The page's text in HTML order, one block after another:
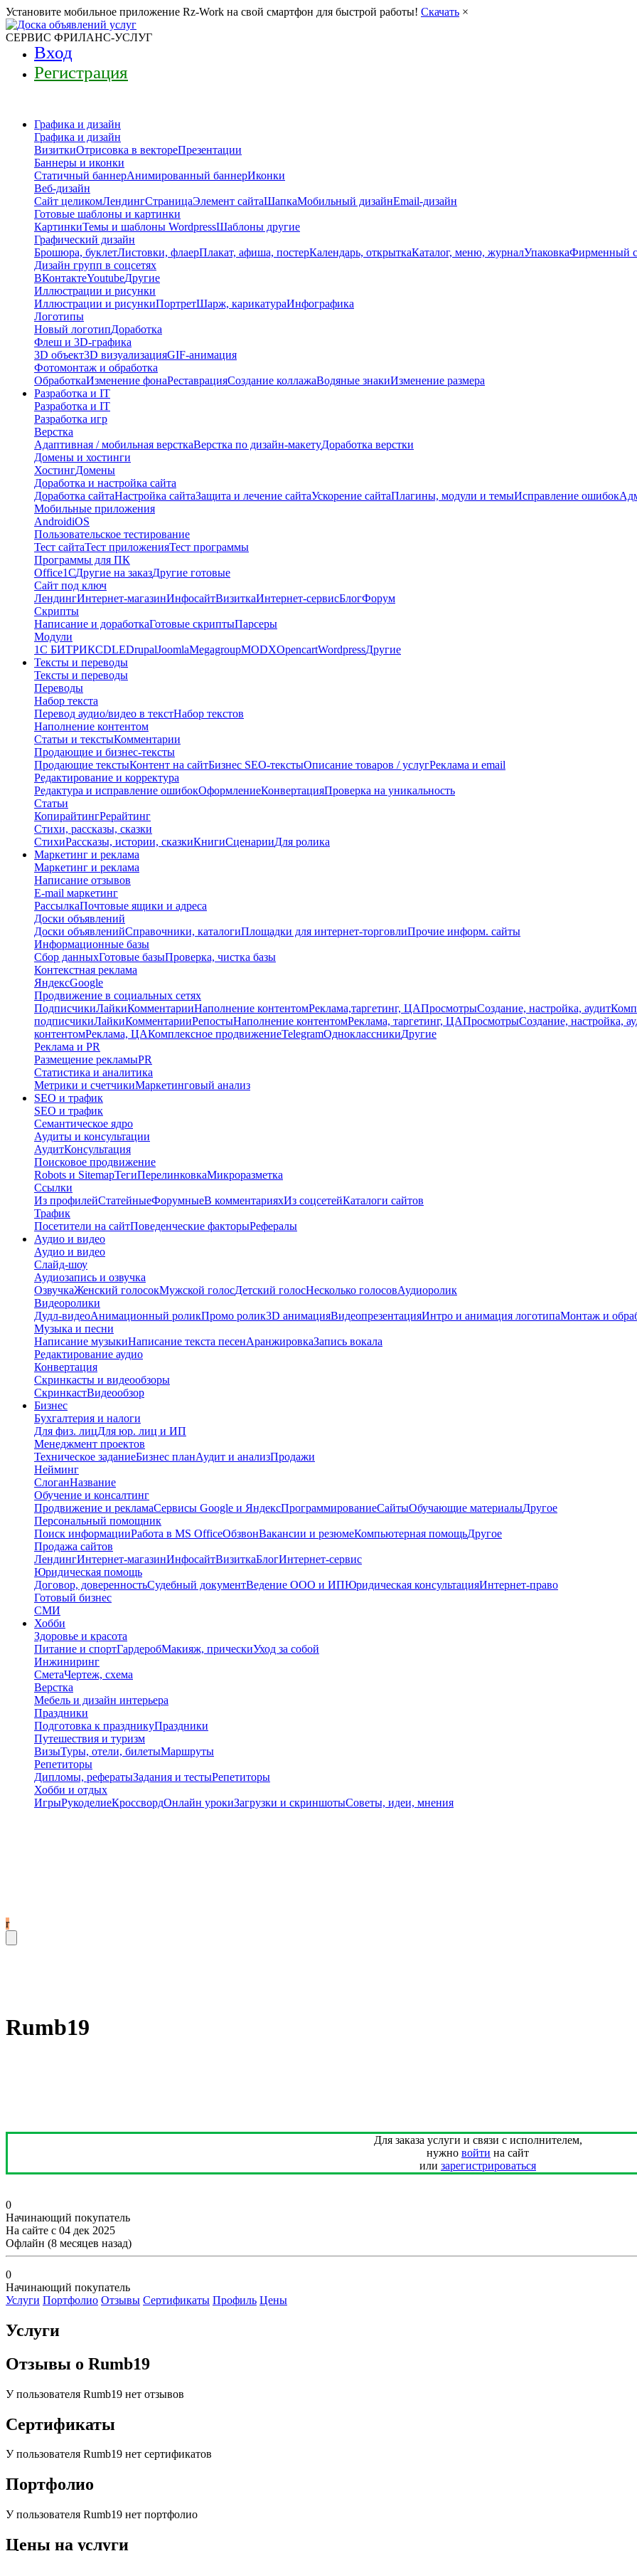
Установите мобильное приложение Rz-Work на свой смартфон для быстрой работы! Скачать ×
СЕРВИС ФРИЛАНС-УСЛУГ
Вход
Регистрация
Графика и дизайн
Графика и дизайн
ВизиткиОтрисовка в вектореПрезентации
Баннеры и иконки
Статичный баннерАнимированный баннерИконки
Веб-дизайн
Сайт целикомЛендингСтраницаЭлемент сайтаШапкаМобильный дизайнEmail-дизайн
Готовые шаблоны и картинки
КартинкиТемы и шаблоны WordpressШаблоны другие
Графический дизайн
Брошюра, буклетЛистовки, флаерПлакат, афиша, постерКалендарь, открыткаКаталог, меню, журналУпаковкаФирменный
Дизайн групп в соцсетях
ВКонтактеYoutubeДругие
Иллюстрации и рисунки
Иллюстрации и рисункиПортретШарж, карикатураИнфографика
Логотипы
Новый логотипДоработка
Флеш и 3D-графика
3D объект3D визуализацияGIF-анимация
Фотомонтаж и обработка
ОбработкаИзменение фонаРеставрацияСоздание коллажаВодяные знакиИзменение размера
Разработка и IT
Разработка и IT
Разработка игр
Верстка
Адаптивная / мобильная версткаВерстка по дизайн-макетуДоработка верстки
Домены и хостинги
ХостингДомены
Доработка и настройка сайта
Доработка сайтаНастройка сайтаЗащита и лечение сайтаУскорение сайтаПлагины, модули и темыИсправление ошибок
Мобильные приложения
AndroidiOS
Пользовательское тестирование
Тест сайтаТест приложенияТест программы
Программы для ПК
Office1СДругие на заказДругие готовые
Сайт под ключ
ЛендингИнтернет-магазинИнфосайтВизиткаИнтернет-сервисБлогФорум
Скрипты
Написание и доработкаГотовые скриптыПарсеры
Модули
1C БИТРИКСDLEDrupalJoomlaMegagroupMODXOpencartWordpressДругие
Тексты и переводы
Тексты и переводы
Переводы
Набор текста
Перевод аудио/видео в текстНабор текстов
Наполнение контентом
Статьи и текстыКомментарии
Продающие и бизнес-тексты
Продающие текстыКонтент на сайтБизнес SEO-текстыОписание товаров / услугРеклама и email
Редактирование и корректура
Редактура и исправление ошибокОформлениеКонвертацияПроверка на уникальность
Статьи
КопирайтингРерайтинг
Стихи, рассказы, сказки
СтихиРассказы, истории, сказкиКнигиСценарииДля ролика
Маркетинг и реклама
Маркетинг и реклама
Написание отзывов
E-mail маркетинг
РассылкаПочтовые ящики и адреса
Доски объявлений
Доски объявленийСправочники, каталогиПлощадки для интернет-торговлиПрочие информ. сайты
Информационные базы
Сбор данныхГотовые базыПроверка, чистка базы
Контекстная реклама
ЯндексGoogle
Продвижение в социальных сетях
ПодписчикиЛайкиКомментарииНаполнение контентомРеклама,таргетинг, ЦАПросмотрыСоздание, настройка, аудит
подписчикиЛайкиКомментарииРепостыНаполнение контентомРеклама, таргетинг, ЦАПросмотрыСоздание, настройка,
контентомРеклама, ЦАКомплексное продвижениеTelegramОдноклассникиДругие
Реклама и PR
Размещение рекламыPR
Статистика и аналитика
Метрики и счетчикиМаркетинговый анализ
SEO и трафик
SEO и трафик
Семантическое ядро
Аудиты и консультации
АудитКонсультация
Поисковое продвижение
Robots и SitemapТегиПерелинковкаМикроразметка
Ссылки
Из профилейСтатейныеФорумныеВ комментарияхИз соцсетейКаталоги сайтов
Трафик
Посетители на сайтПоведенческие факторыРефералы
Аудио и видео
Аудио и видео
Слайд-шоу
Аудиозапись и озвучка
ОзвучкаЖенский голосокМужской голосДетский голосНесколько голосовАудиоролик
Видеоролики
Дудл-видеоАнимационный роликПромо ролик3D анимацияВидеопрезентацияИнтро и анимация логотипаМонтаж и
Музыка и песни
Написание музыкиНаписание текста песенАранжировкаЗапись вокала
Редактирование аудио
Конвертация
Скринкасты и видеообзоры
СкринкастВидеообзор
Бизнес
Бухгалтерия и налоги
Для физ. лицДля юр. лиц и ИП
Менеджмент проектов
Техническое заданиеБизнес планАудит и анализПродажи
Нейминг
СлоганНазвание
Обучение и консалтинг
Продвижение и рекламаСервисы Google и ЯндексПрограммированиеСайтыОбучающие материалыДругое
Персональный помощник
Поиск информацииРабота в MS OfficeОбзвонВакансии и резюмеКомпьютерная помощьДругое
Продажа сайтов
ЛендингИнтернет-магазинИнфосайтВизиткаБлогИнтернет-сервис
Юридическая помощь
Договор, доверенностьСудебный документВедение ООО и ИПЮридическая консультацияИнтернет-право
Готовый бизнес
СМИ
Хобби
Здоровье и красота
Питание и спортГардеробМакияж, прическиУход за собой
Инжиниринг
СметаЧертеж, схема
Верстка
Мебель и дизайн интерьера
Праздники
Подготовка к праздникуПраздники
Путешествия и туризм
ВизыТуры, отели, билетыМаршруты
Репетиторы
Дипломы, рефератыЗадания и тестыРепетиторы
Хобби и отдых
ИгрыРукоделиеКроссвордОнлайн урокиЗагрузки и скриншотыСоветы, идеи, мнения
r
Rumb19
Для заказа услуги и связи с исполнителем,
нужно войти на сайт
или зарегистрироваться
0
Начинающий покупатель
На сайте с 04 дек 2025
Офлайн (8 месяцев назад)
0
Начинающий покупатель
Услуги Портфолио Отзывы Сертификаты Профиль Цены
Услуги
Отзывы о Rumb19
У пользователя Rumb19 нет отзывов
Сертификаты
У пользователя Rumb19 нет сертификатов
Портфолио
У пользователя Rumb19 нет портфолио
Цены на услуги